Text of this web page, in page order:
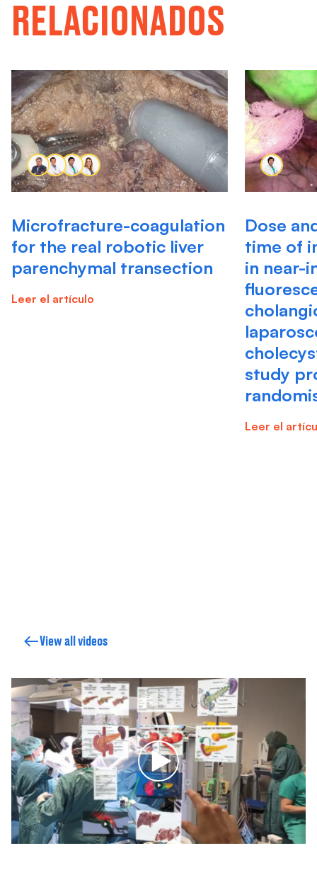
RELACIONADOS
Microfracture-coagulation
for the real robotic liver
parenchymal transection
Leer el artículo
Dose
time of
in near-
study
Leer el
View all videos